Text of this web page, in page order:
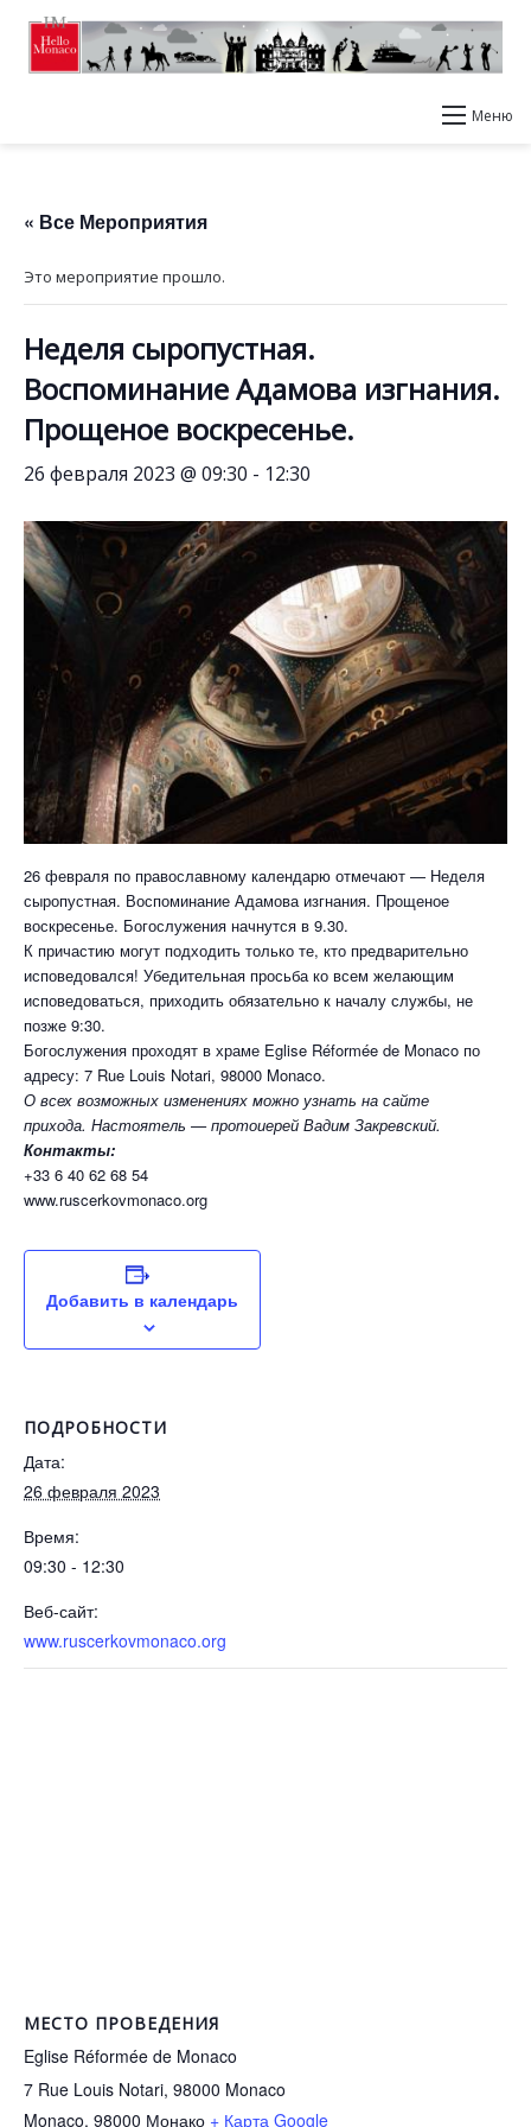
Меню
« Все Мероприятия
Это мероприятие прошло.
Неделя сыропустная.
Воспоминание Адамова изгнания.
Прощеное воскресенье.
26 февраля 2023 @ 09:30 - 12:30
26 февраля по православному календарю отмечают — Неделя
сыропустная. Воспоминание Адамова изгнания. Прощеное
воскресенье. Богослужения начнутся в 9.30.
К причастию могут подходить только те, кто предварительно
исповедовался! Убедительная просьба ко всем желающим
исповедоваться, приходить обязательно к началу службы, не
позже 9:30.
Богослужения проходят в храме Eglise Réformée de Monaco по
адресу: 7 Rue Louis Notari, 98000 Monaco.
О всех возможных изменениях можно узнать на сайте
прихода. Настоятель — протоиерей Вадим Закревский.
Контакты:
+33 6 40 62 68 54
www.ruscerkovmonaco.org
Добавить в календарь
ПОДРОБНОСТИ
Дата:
26 февраля 2023
Время:
09:30 - 12:30
Веб-сайт:
www.ruscerkovmonaco.org
МЕСТО ПРОВЕДЕНИЯ
Eglise Réformée de Monaco
7 Rue Louis Notari, 98000 Monaco
Monaco, 98000 Монако + Карта Google